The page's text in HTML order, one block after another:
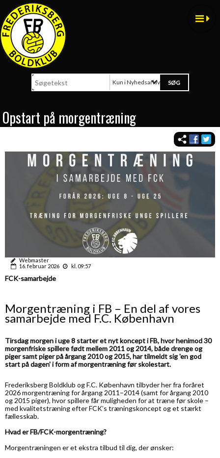
Kun i Nyhedsarkiv
Opstart på morgentræning
Webmaster
16. februar 2026
kl. 09:57
FCK-samarbejde
Morgentræning i FB – En del af vores
samarbejde med F.C. København
Tirsdag morgen i uge 8 starter et nyt koncept i FB, hvor henimod 30
morgenfriske spillere født mellem 2011 og 2014, både drenge og
piger samt piger på årgang 2010 og 2015, har tilmeldt sig 'en god
start på dagen' i form af morgentræning før skolestart.
Frederiksberg Boldklub og F.C. København tilbyder her fra foråret
2026 morgentræning for årgang 2011–2014 (samt for årgang 2010
og 2015 piger), hvor spillere får muligheden for at træne før skole –
med kvalitetstræning efter FCK’s træningskoncept og et stærkt
fællesskab.
Hvad er FB/FCK-morgentræning?
Morgentræningen er et ekstra tilbud til dig, der ønsker: